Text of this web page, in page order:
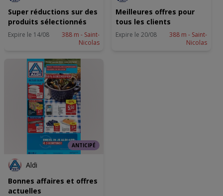
Super réductions sur des
produits sélectionnés
Expire le 14/08
388 m - Saint-
Nicolas
Meilleures offres pour
tous les clients
Expire le 20/08
388 m - Saint-
Nicolas
ANTICIPÉ
Aldi
Bonnes affaires et offres
actuelles
en/of openen. Gepersonaliseerde advertenties en content,
advertentie- en contentmetingen, doelgroepenonderzoek en
ontwikkeling van diensten.
Partnerlijst (derden)